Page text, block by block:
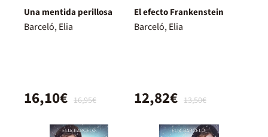
Una mentida perillosa
Barceló, Elia
16,95€
16,10€
El efecto Frankenstein
Barceló, Elia
13,50€
12,82€